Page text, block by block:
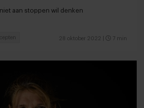
aan stoppen wil denken
28 oktober 2022 7 min